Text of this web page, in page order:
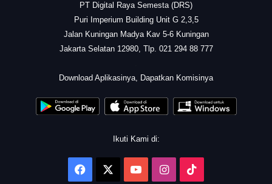
PT Digital Raya Semesta (DRS)
Puri Imperium Building Unit G 2,3,5
Jalan Kuningan Madya Kav 5-6 Kuningan
Jakarta Selatan 12980, Tlp. 021 294 88 777
Download Aplikasinya, Dapatkan Komisinya
Ikuti Kami di:
Facebook YouTubeInstagram